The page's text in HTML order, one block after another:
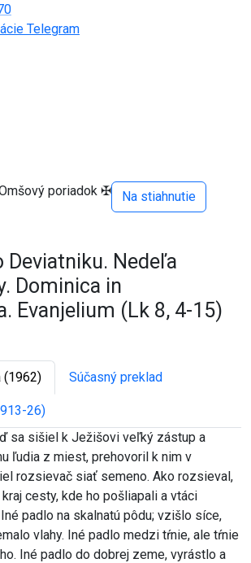
Telegram
poriadok ✠ Na stiahnutie
Deviatniku. Nedeľa
Dominica in
Evanjelium (Lk 8, 4-15)
(1962) Súčasný preklad
26)
sa sišiel k Ježišovi veľký zástup a
ľudia z miest, prehovoril k nim v
rozsievač siať semeno. Ako rozsieval,
cesty, kde ho pošliapali a vtáci
padlo na skalnatú pôdu; vzišlo síce,
vlahy. Iné padlo medzi tŕnie, ale tŕnie
Iné padlo do dobrej zeme, vyrástlo a